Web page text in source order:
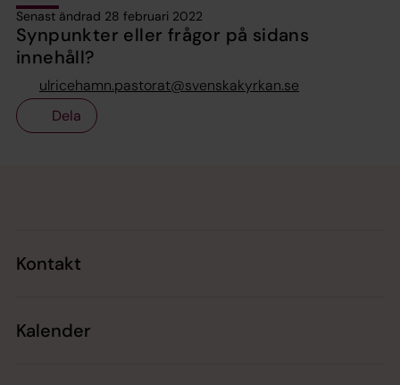
Senast ändrad 28 februari 2022
Synpunkter eller frågor på sidans
innehåll?
ulricehamn.pastorat@svenskakyrkan.se
Dela
Kontakt
Kalender